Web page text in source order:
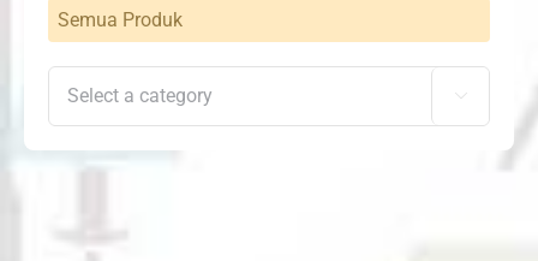
Semua Produk
